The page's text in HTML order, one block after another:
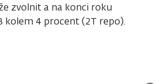
zvolnit a na konci roku
kolem 4 procent (2T repo).